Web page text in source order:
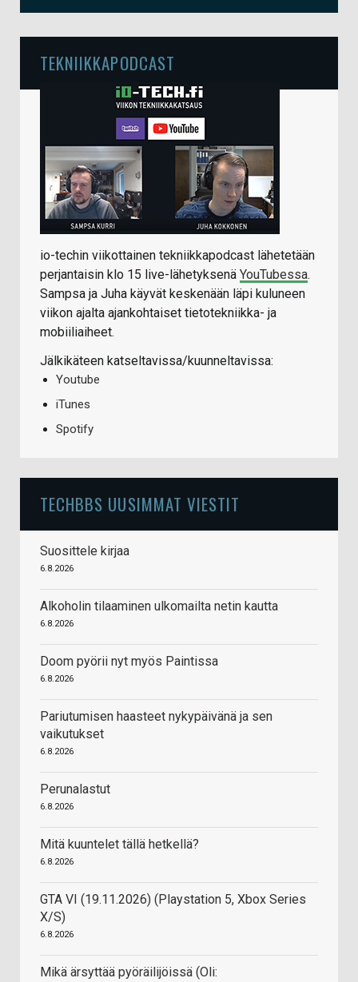
TEKNIIKKAPODCAST
io-techin viikottainen tekniikkapodcast lähetetään
perjantaisin klo 15 live-lähetyksenä YouTubessa.
Sampsa ja Juha käyvät keskenään läpi kuluneen
viikon ajalta ajankohtaiset tietotekniikka- ja
mobiiliaiheet.
Jälkikäteen katseltavissa/kuunneltavissa:
Youtube
iTunes
Spotify
TECHBBS UUSIMMAT VIESTIT
Suosittele kirjaa
6.8.2026
Alkoholin tilaaminen ulkomailta netin kautta
6.8.2026
Doom pyörii nyt myös Paintissa
6.8.2026
Pariutumisen haasteet nykypäivänä ja sen
vaikutukset
6.8.2026
Perunalastut
6.8.2026
Mitä kuuntelet tällä hetkellä?
6.8.2026
GTA VI (19.11.2026) (Playstation 5, Xbox Series
X/S)
6.8.2026
Mikä ärsyttää pyöräilijöissä (Oli: